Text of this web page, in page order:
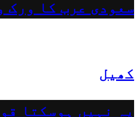
سعودی عرب کا ورک
کھیل
یہ نہیں ہوسکتا